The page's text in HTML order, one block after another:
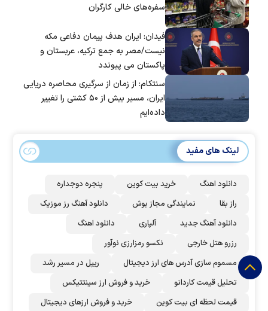
سفره‌های خالی کارگران
فیدان: ایران هدف پیمان دفاعی مکه
نیست/مصر به جمع ترکیه، عربستان و
پاکستان می پیوندد
سنتکام: از زمان از سرگیری محاصره دریایی
ایران، مسیر بیش از ۵۰ کشتی را تغییر
داده‌ایم
لینک های مفید
دانلود اهنگ خرید بیت کوین
پنجره دوجداره
راز بقا
نمایندگی مجاز بوش
دانلود آهنگ رز‌ موزیک
دانلود آهنگ جدید
آلپاری
دانلود اهنگ
رزرو هتل خارجی
نکسو رمزارزی نوآور
مسموم سازی آدرس های ارز دیجیتال
ریپل در مسیر رشد
تحلیل قیمت کاردانو
خرید و فروش ارز سینتتیکس
قیمت لحظه ای بیت کوین
خرید و فروش ارزهای دیجیتال